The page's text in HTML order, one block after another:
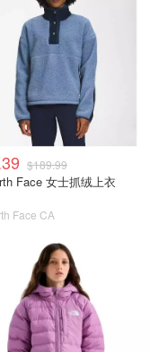
$189.99
Face 女士抓绒上衣
Face CA